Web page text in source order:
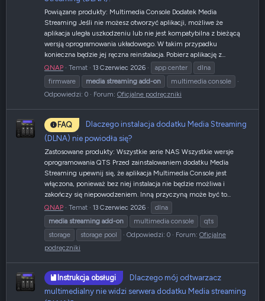
Powiązane produkty: Multimedia Console Dodatek Media
Streaming Jeśli nie możesz otworzyć aplikacji, możliwe że
aplikacja uległa uszkodzeniu lub nie jest kompatybilna z bieżącą
wersją oprogramowania układowego. W takim przypadku
konieczna będzie jej ręczna reinstalacja. Pobierz aplikację z...
QNAP
Temat 13 Czerwiec 2026 app center
dlna
firmware
media streaming add-on
multimedia console
Odpowiedzi: 0
Forum: Oficjalne podręczniki
FAQ
Dlaczego instalacja dodatku Media Streaming
(DLNA) nie powiodła się?
Zastosowane produkty: Wszystkie serie NAS Wszystkie wersje
oprogramowania QTS Przed zainstalowaniem dodatku Media
Streaming upewnij się, że aplikacja Multimedia Console jest
włączona, ponieważ bez niej instalacja nie będzie możliwa i
zakończy się niepowodzeniem. Inną przyczyną może być to...
QNAP
Temat 13 Czerwiec 2026
dlna
media streaming add-on multimedia console
qts
storage
storage pool Odpowiedzi: 0 Forum: Oficjalne
podręczniki
Instrukcja obsługi
Dlaczego mój odtwarzacz
multimedialny nie widzi serwera dodatku Media streaming